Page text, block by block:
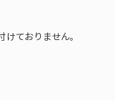
ておりません。